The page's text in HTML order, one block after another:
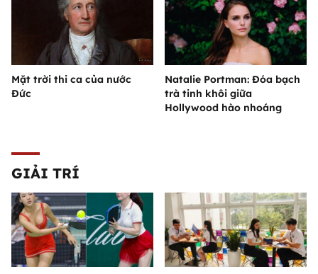
Mặt trời thi ca của nước
Đức
Natalie Portman: Đóa bạch
trà tinh khôi giữa
Hollywood hào nhoáng
GIẢI TRÍ